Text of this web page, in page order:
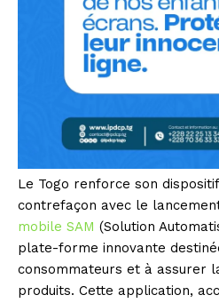
Le Togo renforce son
contrefaçon avec le
mobile SAM (Solution
plate-forme innovante
consommateurs et à assurer
produits. Cette application,